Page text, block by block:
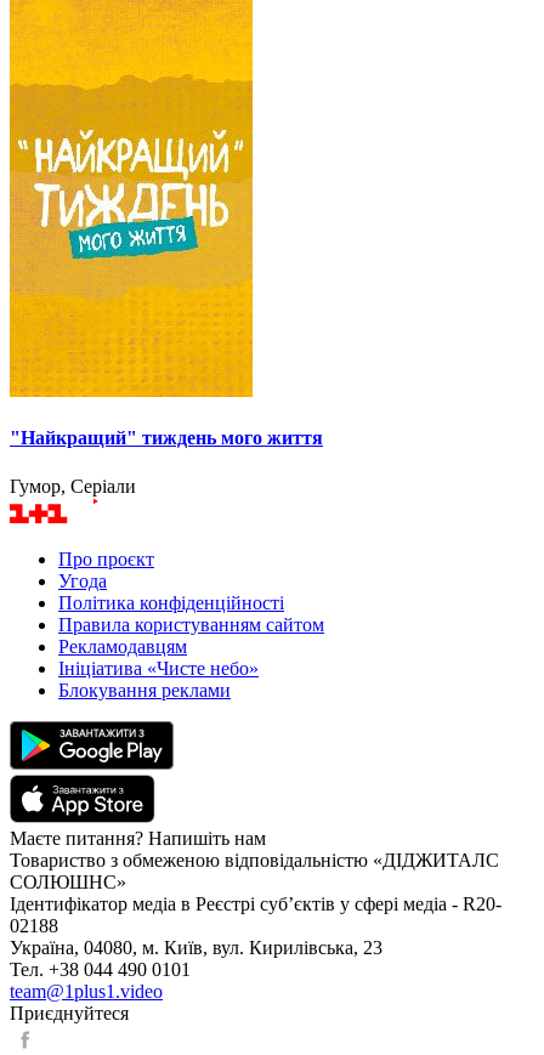
"Найкращий" тиждень мого життя
Гумор, Серіали
Про проєкт
Угода
Політика конфіденційності
Правила користуванням сайтом
Рекламодавцям
Ініціатива «Чисте небо»
Блокування реклами
Маєте питання? Напишіть нам
Товариство з обмеженою відповідальністю «ДІДЖИТАЛС
СОЛЮШНС»
Ідентифікатор медіа в Реєстрі суб’єктів у сфері медіа - R20-
02188
Україна, 04080, м. Київ, вул. Кирилівська, 23
Тел. +38 044 490 0101
team@1plus1.video
Приєднуйтеся